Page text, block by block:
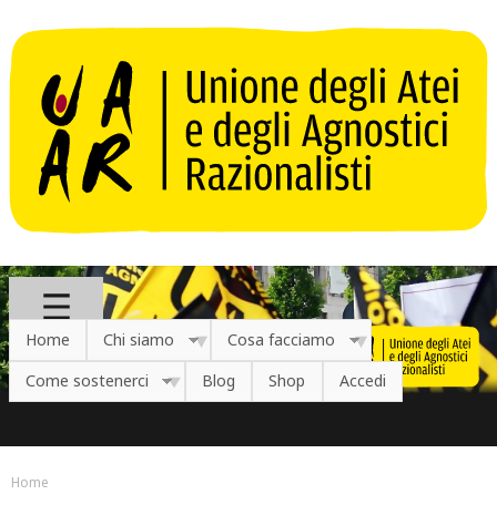
Home Chi siamo
Cosa facciamo
Come sostenerci
Blog Shop Accedi
Tu sei qui
Home